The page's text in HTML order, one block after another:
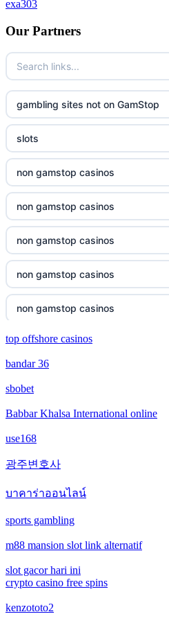
neue wettanbieter deutsche lizenz
neue wettanbieter deutsche lizenz
non uk casino
non uk casino
non uk casino
non uk casino
non uk casino
non uk casino
non uk casino
non uk casino
non uk casino
non uk casino
non uk casino
non uk casino
non uk casino
non uk casino
non uk casino
exa303
Our Partners
gambling sites not on GamStop
slots
non gamstop casinos
non gamstop casinos
non gamstop casinos
non gamstop casinos
non gamstop casinos
non gamstop casinos
non gamstop casinos
non gamstop casinos
slots not on GamStop
online casinos not on GamStop
casino not on gamestop
top offshore casinos
bandar 36
sbobet
Babbar Khalsa International online
use168
광주변호사
บาคาร่าออนไลน์
sports gambling
m88 mansion slot link alternatif
slot gacor hari ini
crypto casino free spins
kenzototo2